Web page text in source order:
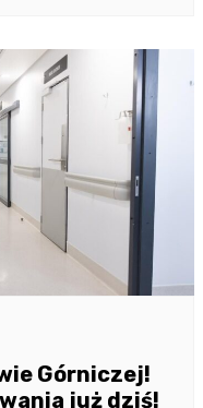
Górniczej!
już dziś!